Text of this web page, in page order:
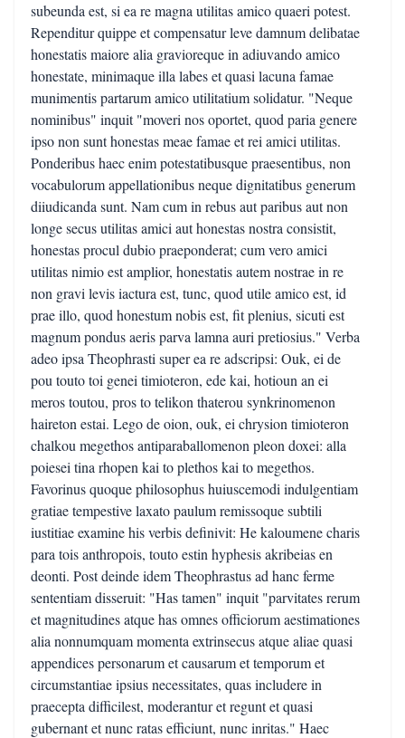
subeunda est, si ea re magna utilitas amico quaeri potest.
Rependitur quippe et compensatur leve damnum delibatae
honestatis maiore alia gravioreque in adiuvando amico
honestate, minimaque illa labes et quasi lacuna famae
munimentis partarum amico utilitatium solidatur. "Neque
nominibus" inquit "moveri nos oportet, quod paria genere
ipso non sunt honestas meae famae et rei amici utilitas.
Ponderibus haec enim potestatibusque praesentibus, non
vocabulorum appellationibus neque dignitatibus generum
diiudicanda sunt. Nam cum in rebus aut paribus aut non
longe secus utilitas amici aut honestas nostra consistit,
honestas procul dubio praeponderat; cum vero amici
utilitas nimio est amplior, honestatis autem nostrae in re
non gravi levis iactura est, tunc, quod utile amico est, id
prae illo, quod honestum nobis est, fit plenius, sicuti est
magnum pondus aeris parva lamna auri pretiosius." Verba
adeo ipsa Theophrasti super ea re adscripsi: Ouk, ei de
pou touto toi genei timioteron, ede kai, hotioun an ei
meros toutou, pros to telikon thaterou synkrinomenon
haireton estai. Lego de oion, ouk, ei chrysion timioteron
chalkou megethos antiparaballomenon pleon doxei: alla
poiesei tina rhopen kai to plethos kai to megethos.
Favorinus quoque philosophus huiuscemodi indulgentiam
gratiae tempestive laxato paulum remissoque subtili
iustitiae examine his verbis definivit: He kaloumene charis
para tois anthropois, touto estin hyphesis akribeias en
deonti. Post deinde idem Theophrastus ad hanc ferme
sententiam disseruit: "Has tamen" inquit "parvitates rerum
et magnitudines atque has omnes officiorum aestimationes
alia nonnumquam momenta extrinsecus atque aliae quasi
appendices personarum et causarum et temporum et
circumstantiae ipsius necessitates, quas includere in
praecepta difficilest, moderantur et regunt et quasi
gubernant et nunc ratas efficiunt, nunc inritas." Haec